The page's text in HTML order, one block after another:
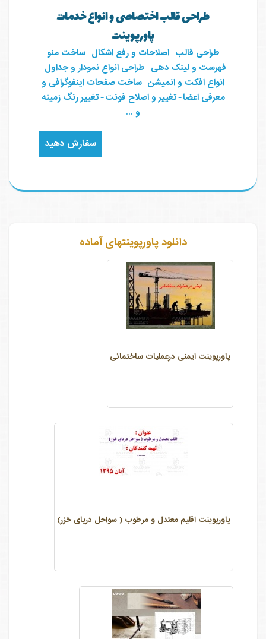
طراحی قالب اختصاصی و انواع خدمات
پاورپوینت
طراحی قالب-اصلاحات و رفع اشکال-ساخت منو
فهرست و لینک دهی-طراحی انواع نمودار و جداول-
انواع افکت و انمیشن-ساخت صفحات اینفوگرافی و
معرفی اعضا-تغییر و اصلاح فونت-تغییر رنگ زمینه
و ...
سفارش دهید
دانلود پاورپوینتهای آماده
پاورپوینت ایمنی درعمليات ساختمانی
پاورپوینت اقلیم معتدل و مرطوب ( سواحل دریای خزر)